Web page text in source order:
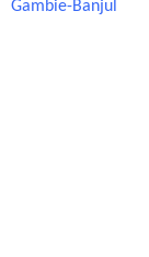
Gambie-Banjul